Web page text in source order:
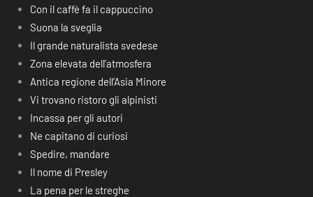
Con il caffè fa il cappuccino
Suona la sveglia
Il grande naturalista svedese
Zona elevata dell’atmosfera
Antica regione dell’Asia Minore
Vi trovano ristoro gli alpinisti
Incassa per gli autori
Ne capitano di curiosi
Spedire, mandare
Il nome di Presley
La pena per le streghe